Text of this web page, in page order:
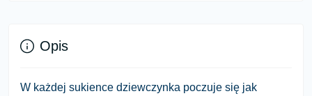
Opis
W każdej sukience dziewczynka poczuje się jak